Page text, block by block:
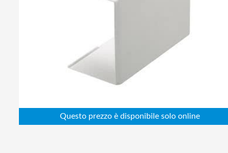
Elettricità
Elettronica
Edilizia